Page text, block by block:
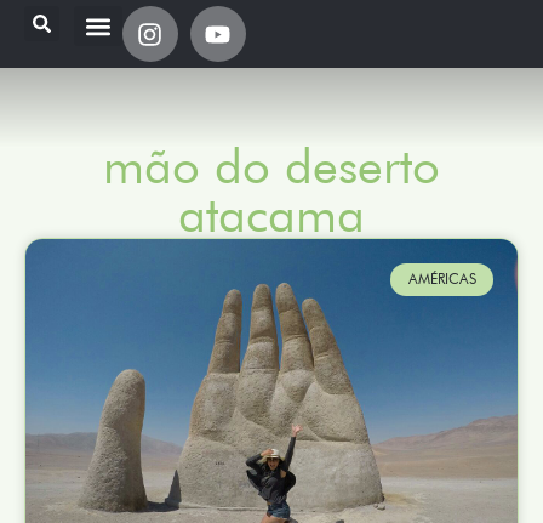
mão do deserto
atacama
AMÉRICAS